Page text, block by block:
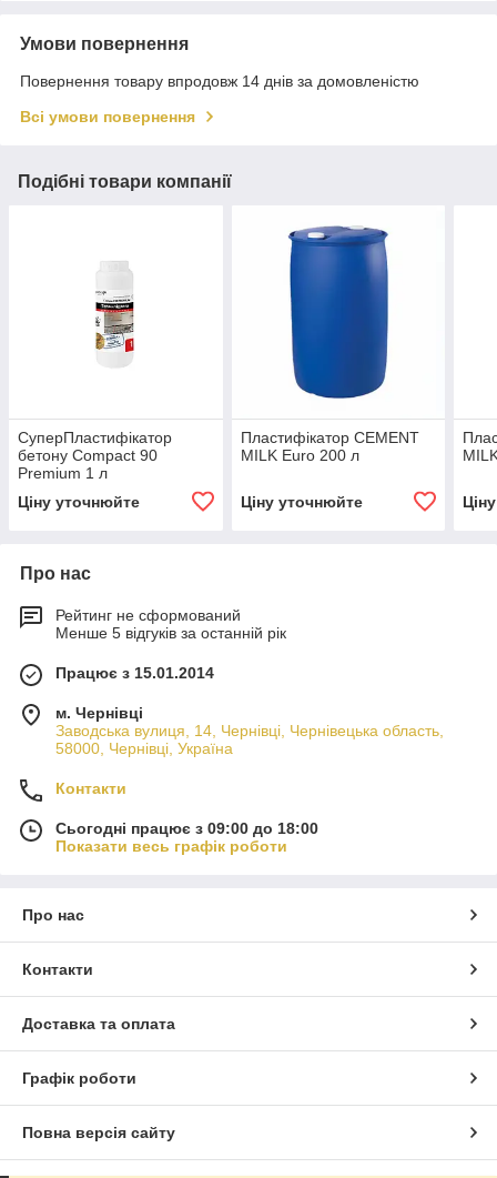
Умови повернення
Повернення товару впродовж 14 днів за домовленістю
Всі умови повернення
Подібні товари компанії
СуперПластифікатор
бетону Compact 90
Premium 1 л
Ціну уточнюйте
Пластифікатор CEMENT
MILK Euro 200 л
Ціну уточнюйте
Про нас
Рейтинг не сформований
Менше 5 відгуків за останній рік
Працює з 15.01.2014
м. Чернівці
Заводська вулиця, 14, Чернівці, Чернівецька область,
58000, Чернівці, Україна
Контакти
Сьогодні працює з 09:00 до 18:00
Показати весь графік роботи
Про нас
Контакти
Доставка та оплата
Графік роботи
Повна версія сайту